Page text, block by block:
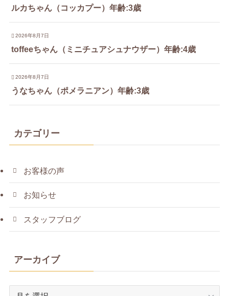
ルカちゃん（コッカプー）年齢:3歳
2026年8月7日
toffeeちゃん（ミニチュアシュナウザー）年齢:4歳
2026年8月7日
うなちゃん（ポメラニアン）年齢:3歳
カテゴリー
お客様の声
お知らせ
スタッフブログ
アーカイブ